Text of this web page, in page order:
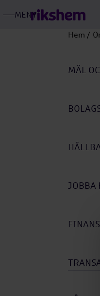
MENY
ÖPPNA
Hem
MÅL
JOBBA